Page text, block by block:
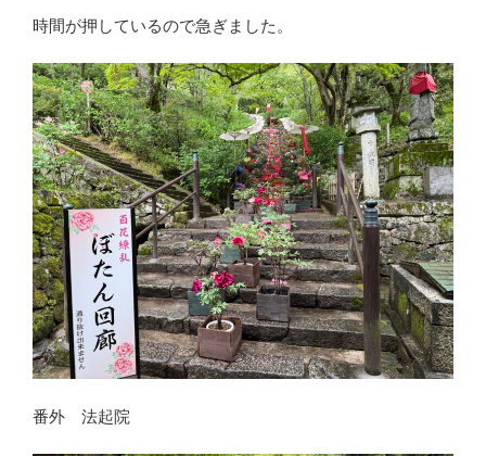
時間が押しているので急ぎました。
番外 法起院